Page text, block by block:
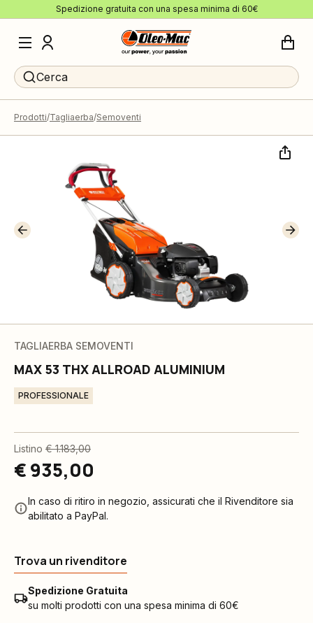
Spedizione gratuita con una spesa minima di 60€
Cerca
Prodotti Tagliaerba Semoventi
TAGLIAERBA SEMOVENTI
MAX 53 THX ALLROAD ALUMINIUM
PROFESSIONALE
Listino € 1.183,00
€ 935,00
In caso di ritiro in negozio, assicurati che il Rivenditore sia
abilitato a PayPal.
Trova un rivenditore
Spedizione Gratuita
su molti prodotti con una spesa minima di 60€